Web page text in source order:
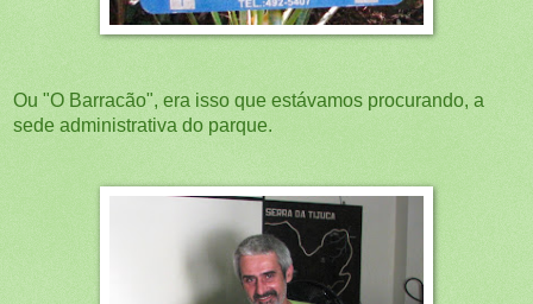
Ou "O Barracão", era isso que estávamos procurando, a
sede administrativa do parque.